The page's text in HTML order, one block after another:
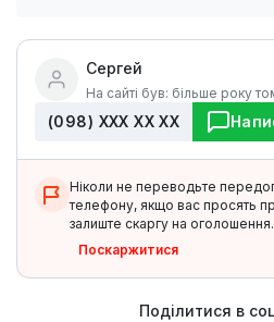
Сергей
На сайті був: більше року
(098) ХХХ ХХ ХХ
Ніколи не переводьте
телефону, якщо вас просять
залиште скаргу на оголошення.
Поскаржитися
Поділитися в